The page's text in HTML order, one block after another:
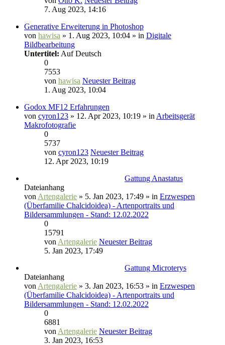
7. Aug 2023, 14:16
Generative Erweiterung in Photoshop
von hawisa » 1. Aug 2023, 10:04 » in Digitale
Bildbearbeitung
Untertitel: Auf Deutsch
0
7553
von hawisa Neuester Beitrag
1. Aug 2023, 10:04
Godox MF12 Erfahrungen
von cyron123 » 12. Apr 2023, 10:19 » in Arbeitsgerät
Makrofotografie
0
5737
von cyron123 Neuester Beitrag
12. Apr 2023, 10:19
Gattung Anastatus
Dateianhang
von Artengalerie » 5. Jan 2023, 17:49 » in Erzwespen
(Überfamilie Chalcidoidea) - Artenportraits und
Bildersammlungen - Stand: 12.02.2022
0
15791
von Artengalerie Neuester Beitrag
5. Jan 2023, 17:49
Gattung Microterys
Dateianhang
von Artengalerie » 3. Jan 2023, 16:53 » in Erzwespen
(Überfamilie Chalcidoidea) - Artenportraits und
Bildersammlungen - Stand: 12.02.2022
0
6881
von Artengalerie Neuester Beitrag
3. Jan 2023, 16:53